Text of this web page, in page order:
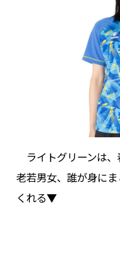
ライトグリーンは、
老若男女、誰が身に
くれる▼